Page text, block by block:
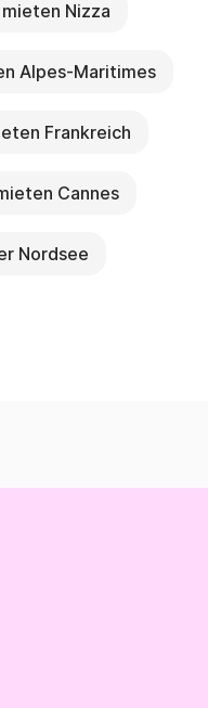
Nizza
Alpes-Maritimes
Frankreich
Cannes
Nordsee